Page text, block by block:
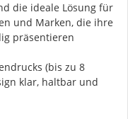
die ideale Lösung für
und Marken, die ihre
präsentieren
(bis zu 8
klar, haltbar und